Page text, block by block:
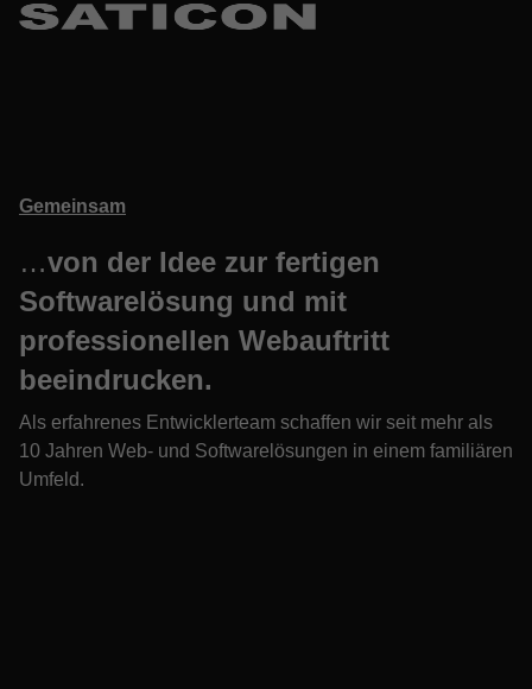
Gemeinsam
…von der Idee zur fertigen
Softwarelösung und mit
professionellen Webauftritt
beeindrucken.
Als erfahrenes Entwicklerteam schaffen wir seit mehr als
10 Jahren Web- und Softwarelösungen in einem familiären
Umfeld.